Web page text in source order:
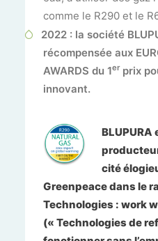
comme le R290 et le
2022 : la société
récompensée aux
AWARDS du 1erprix
innovant.
cité
Greenpeace dans le
Technologies : work
(« Technologies de